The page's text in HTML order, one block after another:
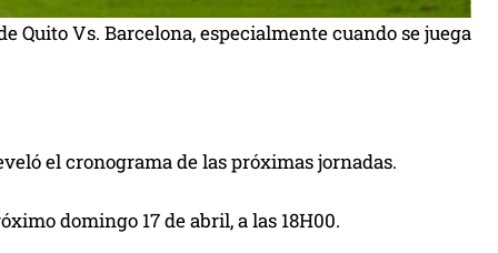
Quito Vs. Barcelona, especialmente cuando se juega
el cronograma de las próximas jornadas.
domingo 17 de abril, a las 18H00.